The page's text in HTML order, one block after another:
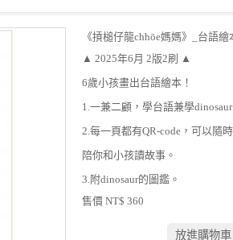
《摃槌仔龍chhōe媽媽》_台語
▲ 2025年6月 2版2刷 ▲
6歲小孩畫出台語繪本！
1.一兼二顧，學台語兼學dinosaur
2.每一頁都有QR-code，可以隨
陪你和小孩讀故事。
3.附dinosaur的圖鑑。
售價 NT$ 360